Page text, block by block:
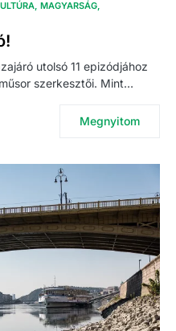
MAGYARSÁG
utolsó 11 epizódjához
szerkesztői. Mint…
Megnyitom